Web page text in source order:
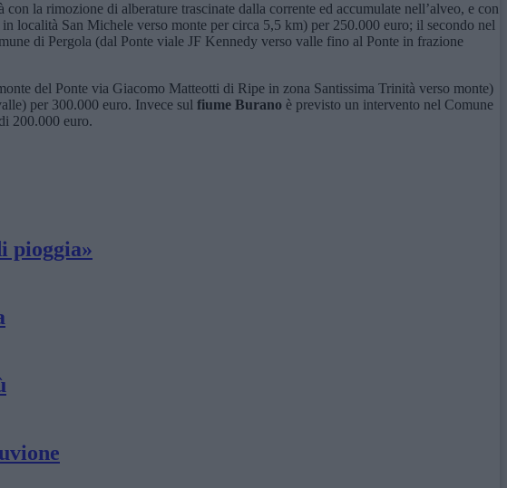
la rimozione di alberature trascinate dalla corrente ed accumulate nell’alveo, e con
località San Michele verso monte per circa 5,5 km) per 250.000 euro; il secondo nel
di Pergola (dal Ponte viale JF Kennedy verso valle fino al Ponte in frazione
del Ponte via Giacomo Matteotti di Ripe in zona Santissima Trinità verso monte)
per 300.000 euro. Invece sul fiume Burano è previsto un intervento nel Comune
200.000 euro.
pioggia»